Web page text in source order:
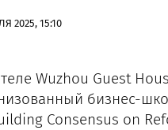
2025, 15:10
Wuzhou Guest
бизнес-
Consensus on